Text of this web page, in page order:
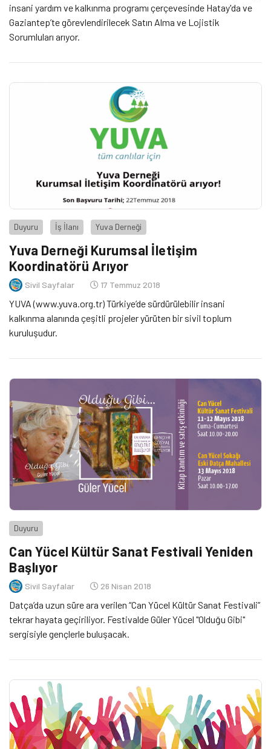
insani yardım ve kalkınma programı çerçevesinde Hatay'da ve
Gaziantep’te görevlendirilecek Satın Alma ve Lojistik
Sorumluları arıyor.
Duyuru İş İlanı Yuva Derneği
Yuva Derneği Kurumsal İletişim
Koordinatörü Arıyor
Sivil Sayfalar 17 Temmuz 2018
YUVA (www.yuva.org.tr) Türkiye’de sürdürülebilir insani
kalkınma alanında çeşitli projeler yürüten bir sivil toplum
kuruluşudur.
Duyuru
Can Yücel Kültür Sanat Festivali Yeniden
Başlıyor
Sivil Sayfalar 26 Nisan 2018
Datça’da uzun süre ara verilen “Can Yücel Kültür Sanat Festivali”
tekrar hayata geçiriliyor. Festivalde Güler Yücel "Olduğu Gibi"
sergisiyle gençlerle buluşacak.